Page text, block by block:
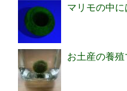
マリモの中に
お土産の養